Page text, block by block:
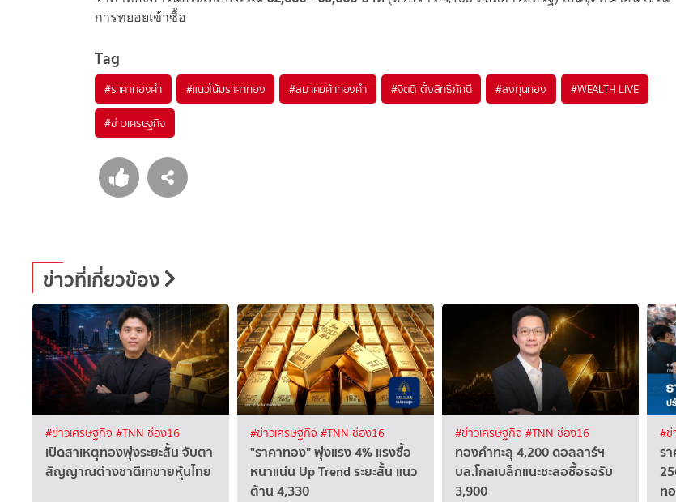
การทยอยเข้าซื้อ
Tag
#ราคาทองคำ #แนวโน้มราคาทอง #สมาคมค้าทองคำ #จิตติ ตั้งสิทธิ์ภักดี #ลงทุนทอง #WEALTH LIVE
#ข่าวเศรษฐกิจ
ข่าวที่เกี่ยวข้อง
#ข่าวเศรษฐกิจ #TNN ช่อง16
เปิดสาเหตุทองพุ่งระยะสั้น จับตา
สัญญาณต่างชาติเทขายหุ้นไทย
#ข่าวเศรษฐกิจ #TNN ช่อง16
"ราคาทอง" พุ่งแรง 4% แรงซื้อ
หนาแน่น Up Trend ระยะสั้น แนว
ต้าน 4,330
#ข่าวเศรษฐกิจ #TNN ช่อง16
ทองคำทะลุ 4,200 ดอลลาร์ฯ
บล.โกลเบล็กแนะชะลอซื้อรอรับ
3,900
#ข่
ร
ท